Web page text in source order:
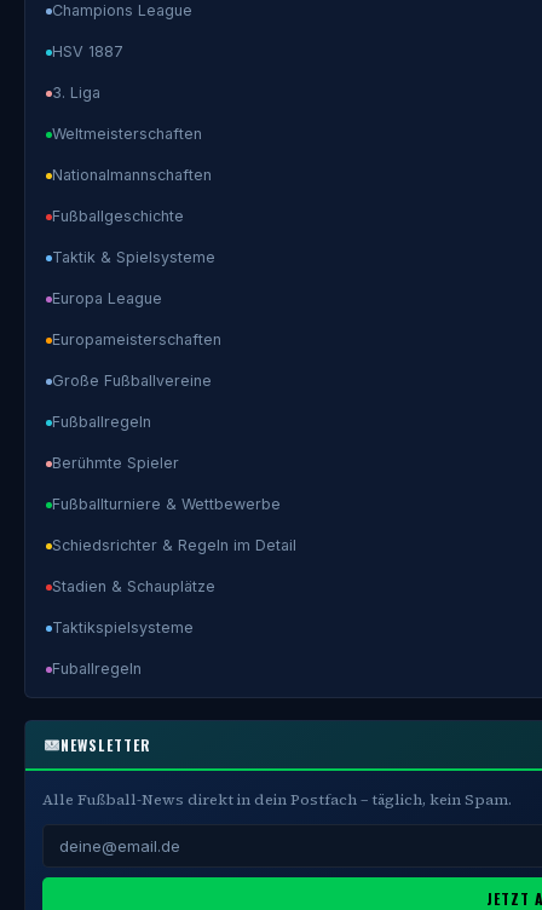
Champions League
HSV 1887
3. Liga
Weltmeisterschaften
Nationalmannschaften
Fußballgeschichte
Taktik & Spielsysteme
Europa League
Europameisterschaften
Große Fußballvereine
Fußballregeln
Berühmte Spieler
Fußballturniere & Wettbewerbe
Schiedsrichter & Regeln im Detail
Stadien & Schauplätze
Taktikspielsysteme
Fuballregeln
NEWSLETTER
Alle Fußball-News direkt in dein Postfach – täglich, kein Spam.
JETZT